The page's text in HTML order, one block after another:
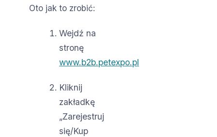
Oto jak to zrobić:
Wejdź na
stronę
www.b2b.petexpo.pl
Kliknij
zakładkę
„Zarejestruj
się/Kup